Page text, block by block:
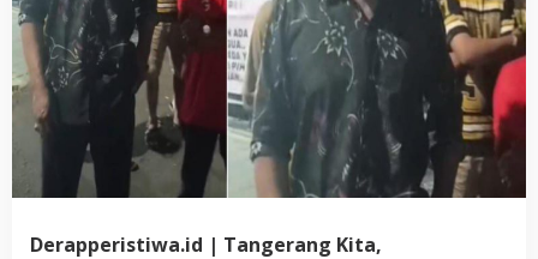
Derapperistiwa.id | Tangerang Kita,